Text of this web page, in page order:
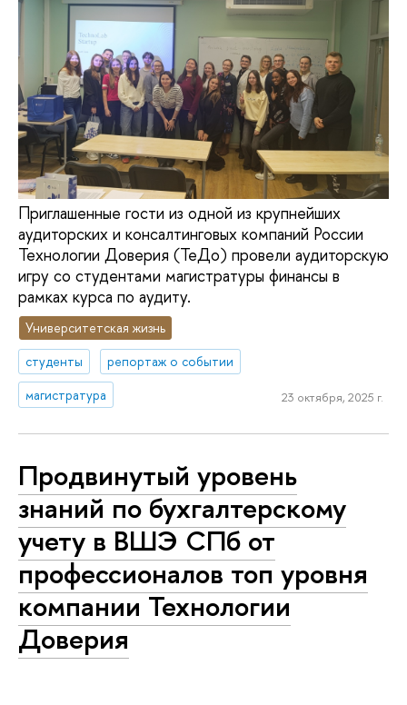
Приглашенные гости из одной из крупнейших
аудиторских и консалтинговых компаний России
Технологии Доверия (ТеДо) провели аудиторскую
игру со студентами магистратуры финансы в
рамках курса по аудиту.
Университетская жизнь
студенты
репортаж о событии
магистратура
23 октября, 2025 г.
Продвинутый уровень
знаний по бухгалтерскому
учету в ВШЭ СПб от
профессионалов топ уровня
компании Технологии
Доверия